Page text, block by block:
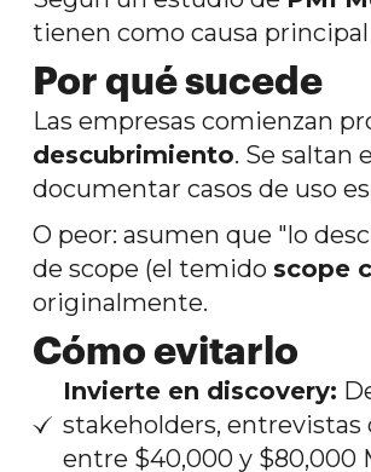
tienen como causa
Por qué sucede
Las empresas comienzan
descubrimiento. Se saltan
documentar casos de uso
O peor: asumen que "lo
de scope (el temido scope
originalmente.
Cómo evitarlo
Invierte en discovery:
stakeholders, entrevistas
entre $40,000 y $80,000